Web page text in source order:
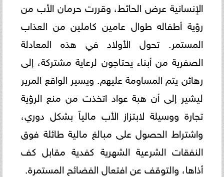
الإنسانية عرض الحائط، وقررت حرمان الأب من
رؤية أطفاله طوال عامين كاملين من العذاب
المستمر. تحول الأولاد في هذه المعادلة
الصفرية من أبناء يحتاجون لرعاية مشتركة، إلى
رهائن يتم المساومة عليهم. ويسير الواقع المرير
ليشير إلى أن هبة عواد اتخذت من منع الرؤية
تجارة ووسيلة لابتزاز الأب مالياً بشكل دوري،
واشتراط الحصول على مبالغ مالية طائلة فوق
النفقات الشرعية الشهرية كفدية مقابل كف
أذاها، والتوقف عن افتعال الفضائح المستمرة.